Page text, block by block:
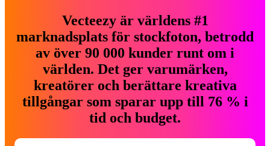
Vecteezy är världens #1
marknadsplats för stockfoton, betrodd
av över 90 000 kunder runt om i
världen. Det ger varumärken,
kreatörer och berättare kreativa
tillgångar som sparar upp till 76 % i
tid och budget.